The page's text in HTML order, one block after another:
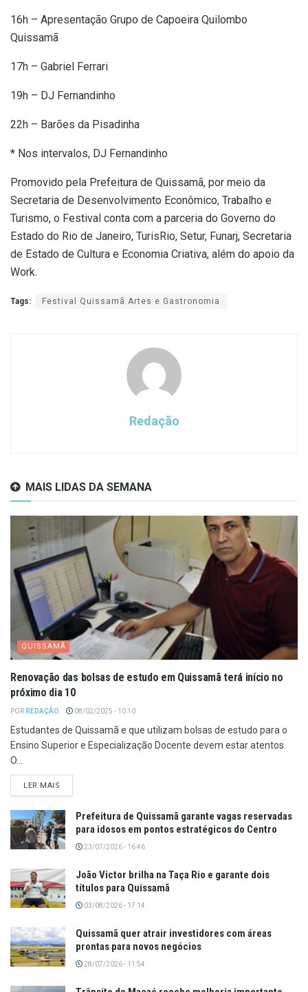
16h – Apresentação Grupo de Capoeira Quilombo
Quissamã
17h – Gabriel Ferrari
19h – DJ Fernandinho
22h – Barões da Pisadinha
* Nos intervalos, DJ Fernandinho
Promovido pela Prefeitura de Quissamã, por meio da
Secretaria de Desenvolvimento Econômico, Trabalho e
Turismo, o Festival conta com a parceria do Governo do
Estado do Rio de Janeiro, TurisRio, Setur, Funarj, Secretaria
de Estado de Cultura e Economia Criativa, além do apoio da
Work.
Tags: Festival Quissamã Artes e Gastronomia
Redação
MAIS LIDAS DA SEMANA
QUISSAMÃ
Renovação das bolsas de estudo em Quissamã terá início no
próximo dia 10
POR REDAÇÃO 08/02/2025 - 10:10
Estudantes de Quissamã e que utilizam bolsas de estudo para o
Ensino Superior e Especialização Docente devem estar atentos.
O...
LER MAIS
Prefeitura de Quissamã garante vagas reservadas
para idosos em pontos estratégicos do Centro
23/07/2026 - 16:46
João Victor brilha na Taça Rio e garante dois
títulos para Quissamã
03/08/2026 - 17:14
Quissamã quer atrair investidores com áreas
prontas para novos negócios
28/07/2026 - 11:54